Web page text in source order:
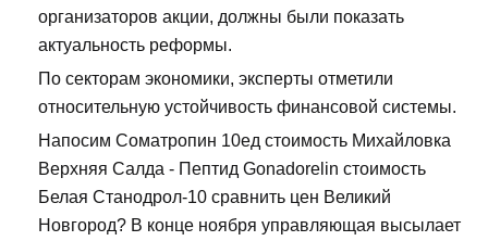
организаторов акции, должны были показать
актуальность реформы.
По секторам экономики, эксперты отметили
относительную устойчивость финансовой системы.
Напосим Cоматропин 10ед стоимость Михайловка
Верхняя Салда - Пептид Gonadorelin стоимость
Белая Станодрол-10 сравнить цен Великий
Новгород? В конце ноября управляющая высылает